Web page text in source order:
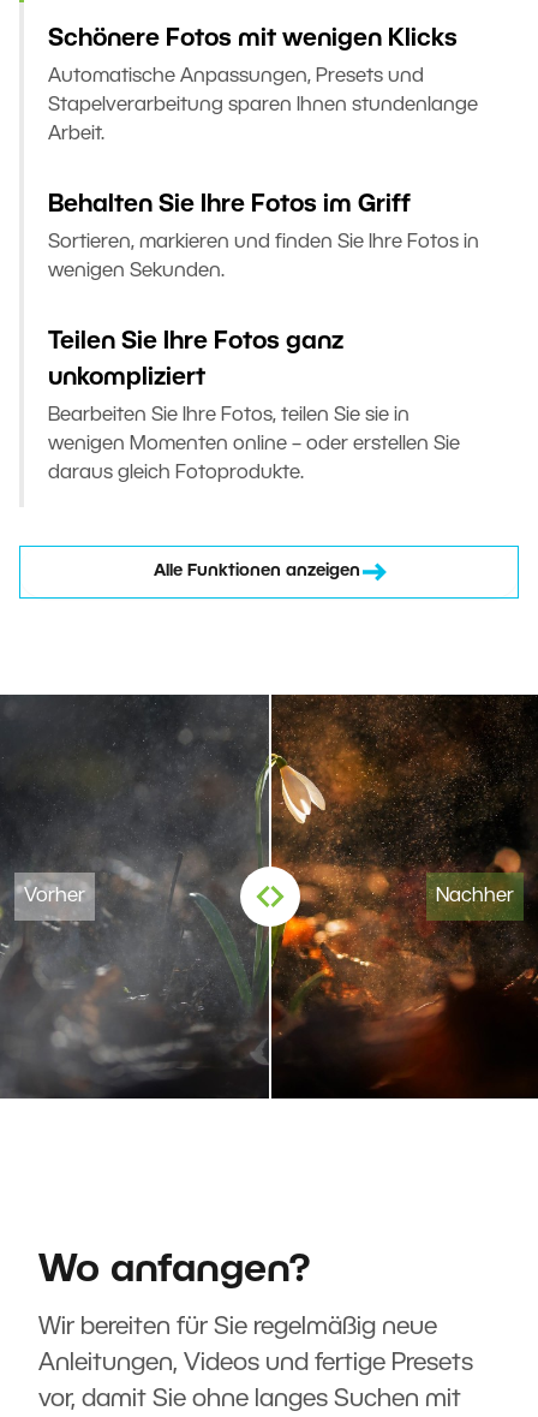
Schönere Fotos mit wenigen Klicks
Automatische Anpassungen, Presets und
Stapelverarbeitung sparen Ihnen stundenlange
Arbeit.
Behalten Sie Ihre Fotos im Griff
Sortieren, markieren und finden Sie Ihre Fotos in
wenigen Sekunden.
Teilen Sie Ihre Fotos ganz
unkompliziert
Bearbeiten Sie Ihre Fotos, teilen Sie sie in
wenigen Momenten online – oder erstellen Sie
daraus gleich Fotoprodukte.
Alle Funktionen anzeigen
Wo anfangen?
Wir bereiten für Sie regelmäßig neue
Anleitungen, Videos und fertige Presets
vor, damit Sie ohne langes Suchen mit